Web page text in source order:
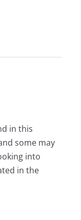
in this
some may
into
in the